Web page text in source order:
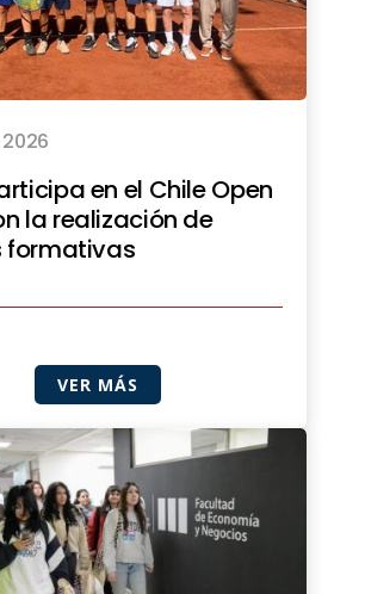
en el Chile Open
la realización de
formativas
VER MÁS